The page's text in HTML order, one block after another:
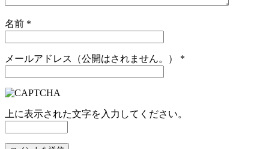
名前 *
メールアドレス（公開はされません。） *
上に表示された文字を入力してください。